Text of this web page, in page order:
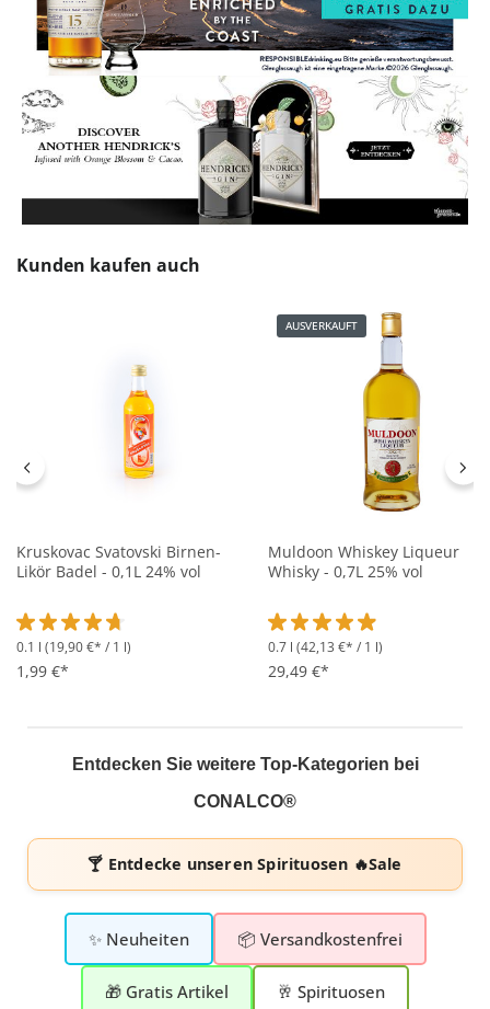
Produktgalerie überspringen
Kunden kaufen auch
Kruskovac Svatovski Birnen-
Likör Badel - 0,1L 24% vol
Durchschnittliche Bewertung von 4.7 von 5 Sternen
0.1 l (19,90 €* / 1 l)
1,99 €*
AUSVERKAUFT
Muldoon Whiskey Liqueur
Whisky - 0,7L 25% vol
Durchschnittliche
0.7 l (42,13 €* / 1 l)
29,49 €*
Entdecken Sie weitere Top-Kategorien bei
CONALCO®
🍸 Entdecke unserenSpirituosen 🔥Sale
✨ Neuheiten 📦 Versandkostenfrei
🎁 Gratis Artikel 🥂 Spirituosen